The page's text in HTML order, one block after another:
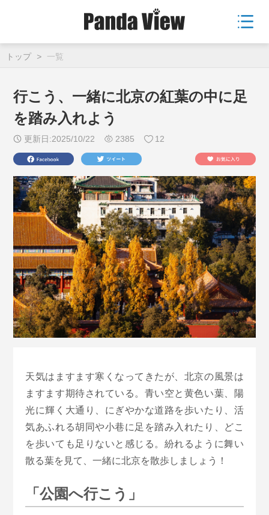
トップ > 一覧
行こう、一緒に北京の紅葉の中に足
を踏み入れよう
更新日:2025/10/22 2385 12
天気はますます寒くなってきたが、北京の風景は
ますます期待されている。青い空と黄色い葉、陽
光に輝く大通り、にぎやかな道路を歩いたり、活
気あふれる胡同や小巷に足を踏み入れたり、どこ
を歩いても足りないと感じる。紛れるように舞い
散る葉を見て、一緒に北京を散歩しましょう！
「公園へ行こう」